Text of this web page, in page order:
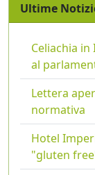
Ultime
Celiachia
al
Lettera
normativa
Hotel
"gluten